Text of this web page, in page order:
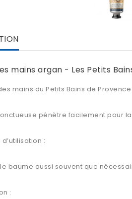
mains argan - Les Petits
mains du Petits Bains de Provence
pénètre facilement pour
:
baume aussi souvent que
: